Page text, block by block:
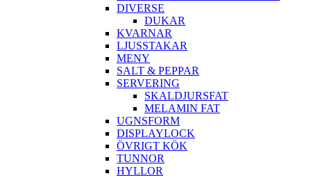
DIVERSE
DUKAR
KVARNAR
LJUSSTAKAR
MENY
SALT & PEPPAR
SERVERING
SKALDJURSFAT
MELAMIN FAT
UGNSFORM
DISPLAYLOCK
ÖVRIGT KÖK
TUNNOR
HYLLOR